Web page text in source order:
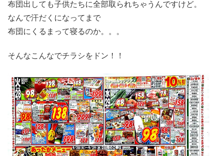
布団出しても子供たちに全部取られちゃうんですけど。
なんで汗だくになってまで
布団にくるまって寝るのか。。。
そんなこんなでチラシをドン！！